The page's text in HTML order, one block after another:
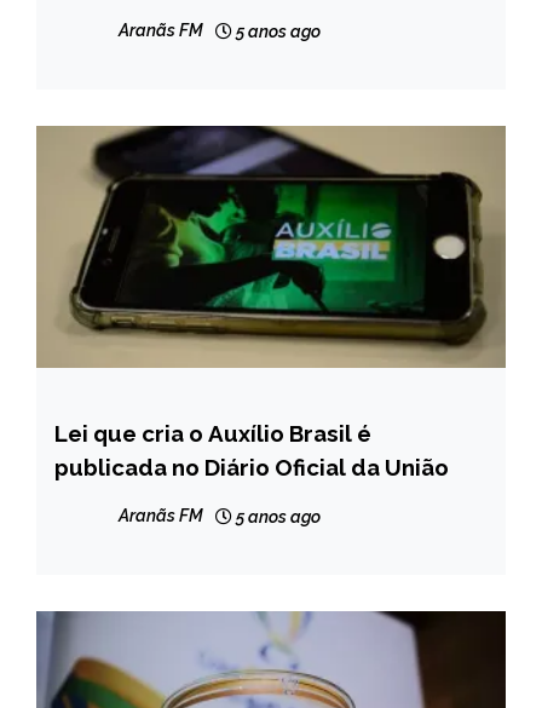
Aranãs FM 5 anos ago
BRASIL
NOTÍCIAS
Lei que cria o Auxílio Brasil é
publicada no Diário Oficial da União
Aranãs FM 5 anos ago